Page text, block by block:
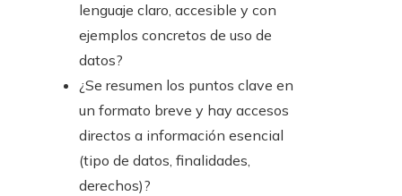
lenguaje claro, accesible y con
ejemplos concretos de uso de
datos?
¿Se resumen los puntos clave en
un formato breve y hay accesos
directos a información esencial
(tipo de datos, finalidades,
derechos)?